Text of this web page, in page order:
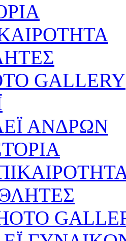
GALLERY
ΑΝΔΡΩΝ